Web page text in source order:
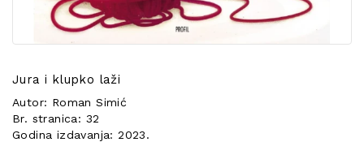
Jura i klupko laži
Autor: Roman Simić
Br. stranica: 32
Godina izdavanja: 2023.